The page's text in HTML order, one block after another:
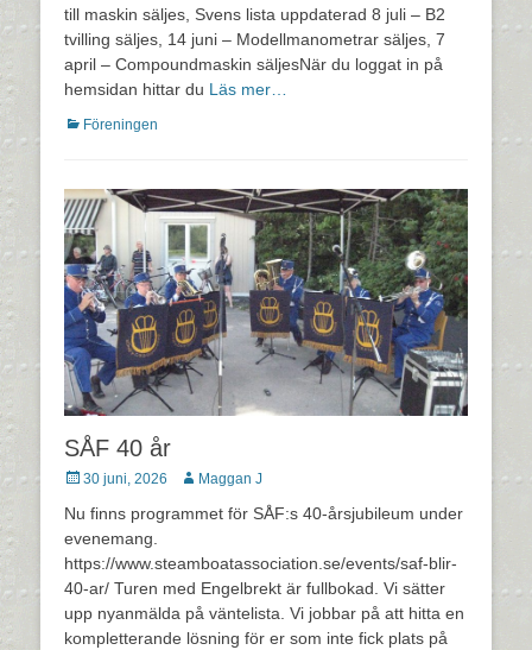
till maskin säljes, Svens lista uppdaterad 8 juli – B2
tvilling säljes, 14 juni – Modellmanometrar säljes, 7
april – Compoundmaskin säljesNär du loggat in på
hemsidan hittar du Läs mer…
Kategorier
Föreningen
SÅF 40 år
Postades
30 juni, 2026 Författare
Maggan J
Nu finns programmet för SÅF:s 40-årsjubileum under
evenemang.
https://www.steamboatassociation.se/events/saf-blir-
40-ar/ Turen med Engelbrekt är fullbokad. Vi sätter
upp nyanmälda på väntelista. Vi jobbar på att hitta en
kompletterande lösning för er som inte fick plats på